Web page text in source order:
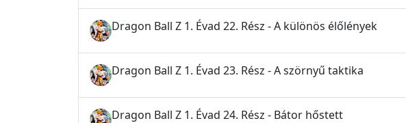
Dragon Ball Z 1. Évad 22. Rész - A különös élőlények
Dragon Ball Z 1. Évad 23. Rész - A szörnyű taktika
Dragon Ball Z 1. Évad 24. Rész - Bátor hőstett